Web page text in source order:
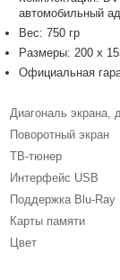
автомобильный
Вес: 750 гр
Размеры: 200 x
Официальная
Диагональ экрана,
Поворотный экран
ТВ-тюнер
Интерфейс USB
Поддержка Blu-Ray
Карты памяти
Цвет